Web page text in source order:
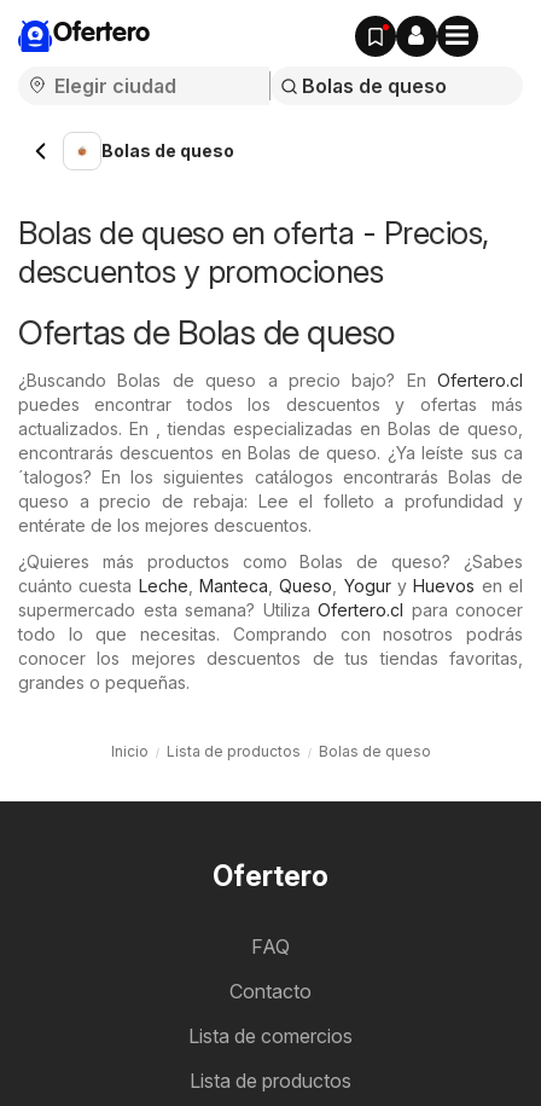
Ofertero
Bolas de queso
Bolas de queso en oferta - Precios,
descuentos y promociones
Ofertas de Bolas de queso
¿Buscando Bolas de queso a precio bajo? En Ofertero.cl
puedes encontrar todos los descuentos y ofertas más
actualizados. En , tiendas especializadas en Bolas de queso,
encontrarás descuentos en Bolas de queso. ¿Ya leíste sus ca
´talogos? En los siguientes catálogos encontrarás Bolas de
queso a precio de rebaja: Lee el folleto a profundidad y
entérate de los mejores descuentos.
¿Quieres más productos como Bolas de queso? ¿Sabes
cuánto cuesta Leche ,Manteca ,Queso YoguryHuevos en el
supermercado esta semana? Utiliza Ofertero.cl para conocer
todo lo que necesitas. Comprando con nosotros podrás
conocer los mejores descuentos de tus tiendas favoritas,
grandes o pequeñas.
Inicio Lista de productos Bolas de queso
Ofertero
FAQ
Contacto
Lista de comercios
Lista de productos